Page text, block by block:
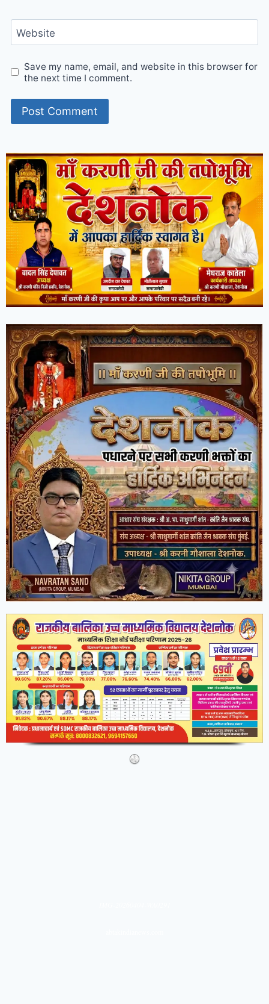
Website
Save my name, email, and website in this browser for
the next time I comment.